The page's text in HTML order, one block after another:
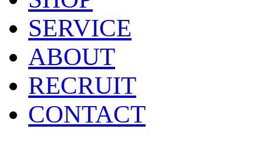
SERVICE
ABOUT
RECRUIT
CONTACT